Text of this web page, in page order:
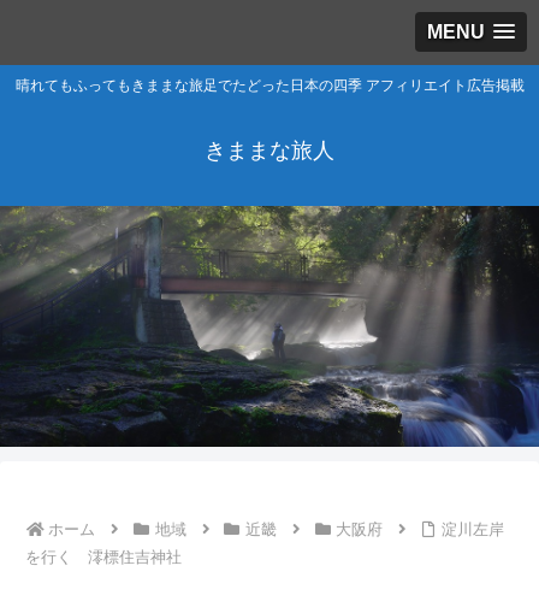
MENU
晴れてもふってもきままな旅足でたどった日本の四季 アフィリエイト広告掲載
きままな旅人
ホーム 地域 近畿 大阪府
淀川左岸
を行く 澪標住吉神社